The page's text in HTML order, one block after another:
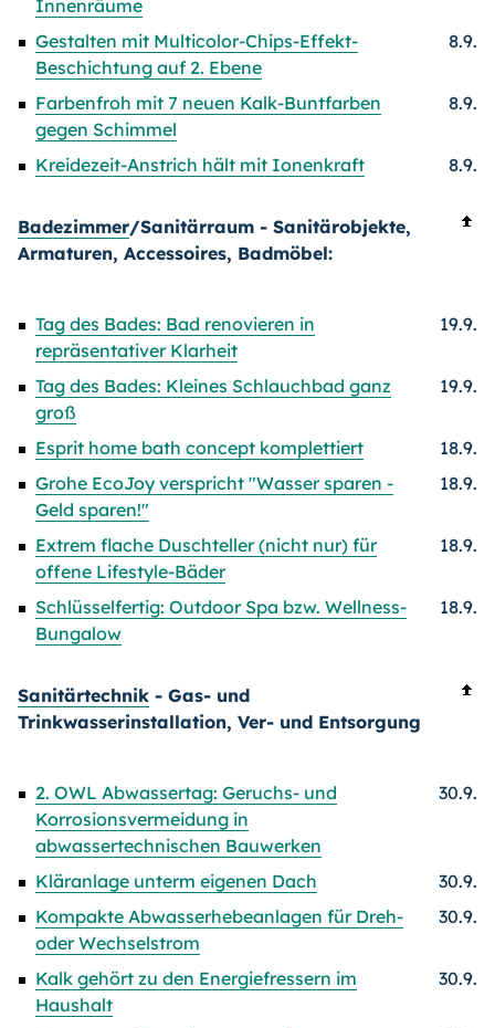
Innenräume
Gestalten mit Multicolor-Chips-Effekt-
Beschichtung auf 2. Ebene
8.9.
Farbenfroh mit 7 neuen Kalk-Buntfarben
gegen Schimmel
8.9.
Kreidezeit-Anstrich hält mit Ionenkraft 8.9.
Badezimmer/Sanitärraum - Sanitärobjekte,
Armaturen, Accessoires, Badmöbel:
Tag des Bades: Bad renovieren in
repräsentativer Klarheit
19.9.
Tag des Bades: Kleines Schlauchbad ganz
groß
19.9.
Esprit home bath concept komplettiert
18.9.
Grohe EcoJoy verspricht "Wasser sparen -
Geld sparen!"
18.9.
Extrem flache Duschteller (nicht nur) für
offene Lifestyle-Bäder
18.9.
Schlüsselfertig: Outdoor Spa bzw. Wellness-
Bungalow
18.9.
Sanitärtechnik - Gas- und
Trinkwasserinstallation, Ver- und Entsorgung
2. OWL Abwassertag: Geruchs- und
Korrosionsvermeidung in
abwassertechnischen Bauwerken
30.9.
Kläranlage unterm eigenen Dach
30.9.
Kompakte Abwasserhebeanlagen für Dreh-
oder Wechselstrom
30.9.
Kalk gehört zu den Energiefressern im
Haushalt
30.9.